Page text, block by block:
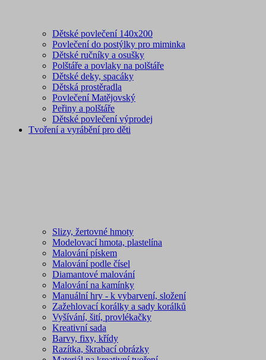
Dětské povlečení 140x200
Povlečení do postýlky pro miminka
Dětské ručníky a osušky
Polštáře a povlaky na polštáře
Dětské deky, spacáky
Dětská prostěradla
Povlečení Matějovský
Peřiny a polštáře
Dětské povlečení výprodej
Tvoření a vyrábění pro děti
Slizy, žertovné hmoty
Modelovací hmota, plastelína
Malování pískem
Malování podle čísel
Diamantové malování
Malování na kamínky
Manuální hry - k vybarvení, složení
Zažehlovací korálky a sady korálků
Vyšívání, šití, provlékačky
Kreativní sada
Barvy, fixy, křídy
Razítka, škrabací obrázky